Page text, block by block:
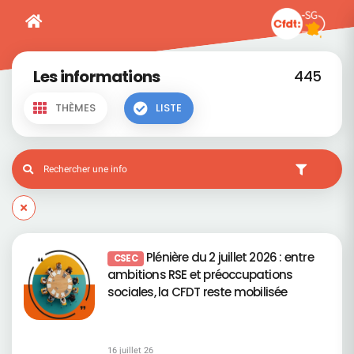
Les informations 445
THÈMES LISTE
CSEC Plénière du 2 juillet 2026 : entre
ambitions RSE et préoccupations
sociales, la CFDT reste mobilisée
16 juillet 26